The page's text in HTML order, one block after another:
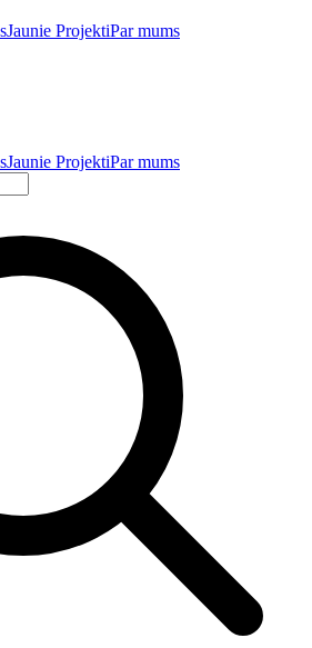
Jaunie ProjektiPar mums
Jaunie ProjektiPar mums